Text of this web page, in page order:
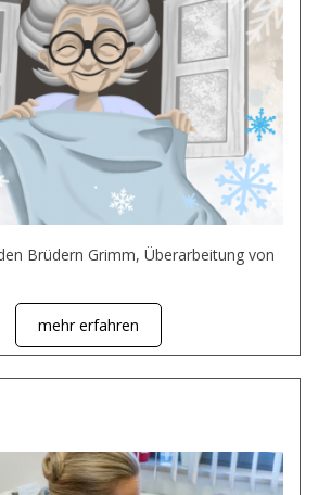
Brüdern Grimm, Überarbeitung von
mehr erfahren